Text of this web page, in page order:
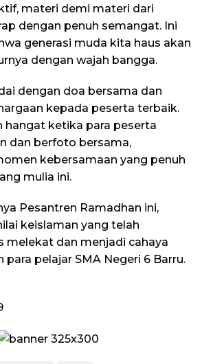
materi demi materi dari
dengan penuh semangat. Ini
generasi muda kita haus akan
dengan wajah bangga.
dengan doa bersama dan
kepada peserta terbaik.
hangat ketika para peserta
dan berfoto bersama,
kebersamaan yang penuh
mulia ini.
Pesantren Ramadhan ini,
keislaman yang telah
melekat dan menjadi cahaya
para pelajar SMA Negeri 6 Barru.